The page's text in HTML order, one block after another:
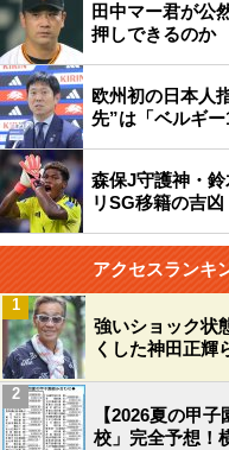
田中マー君が公
押しできるのか
欧州初の日本人
先”は「ベルギ
森保J守護神・
リSG移籍の吉凶
アクセスランキ
強いショック状
くした神田正輝
1
【2026夏の甲
校」完全予想！
2